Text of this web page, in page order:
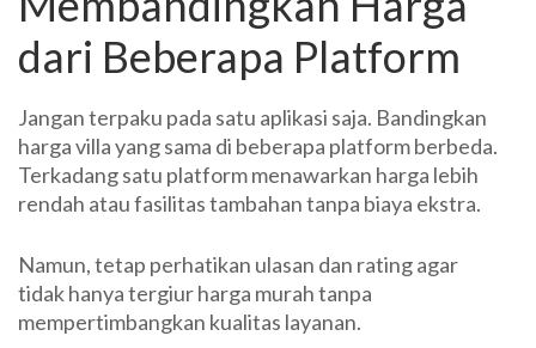
dari Beberapa Platform
Jangan terpaku pada satu aplikasi saja. Bandingkan
harga villa yang sama di beberapa platform berbeda.
Terkadang satu platform menawarkan harga lebih
rendah atau fasilitas tambahan tanpa biaya ekstra.
Namun, tetap perhatikan ulasan dan rating agar
tidak hanya tergiur harga murah tanpa
mempertimbangkan kualitas layanan.